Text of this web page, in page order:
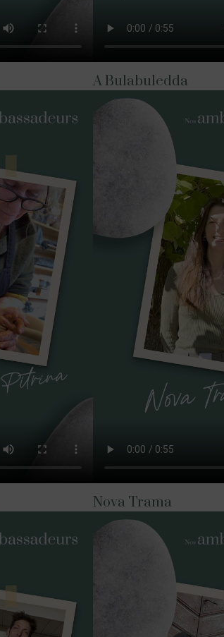
A Bulabuledda
Nova Trama